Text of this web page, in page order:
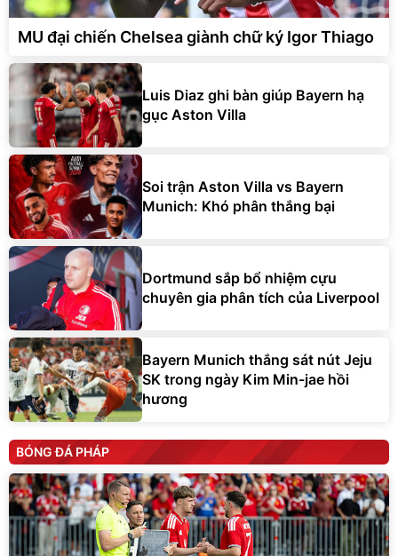
MU đại chiến Chelsea giành chữ ký Igor Thiago
Luis Diaz ghi bàn giúp Bayern hạ
gục Aston Villa
Soi trận Aston Villa vs Bayern
Munich: Khó phân thắng bại
Dortmund sắp bổ nhiệm cựu
chuyên gia phân tích của Liverpool
Bayern Munich thắng sát nút Jeju
SK trong ngày Kim Min-jae hồi
hương
BÓNG ĐÁ PHÁP